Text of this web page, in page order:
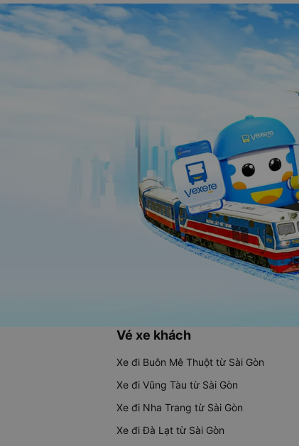
Vé xe khách
Xe đi Buôn Mê Thuột từ Sài Gòn
Xe đi Vũng Tàu từ Sài Gòn
Xe đi Nha Trang từ Sài Gòn
Xe đi Đà Lạt từ Sài Gòn